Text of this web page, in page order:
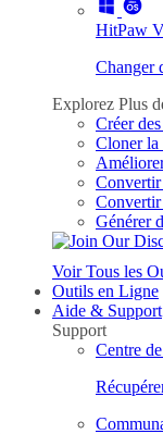
HitPaw
Changer
Explorez Plus
Créer
Cloner
Générer
Voir Tous les
Outils en Ligne
Aide & Support
Support
Centre